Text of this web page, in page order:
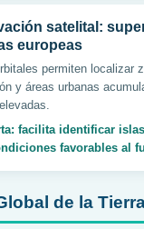
satelital:
europeas
permiten localizar
y áreas urbanas
facilita identificar
favorables al
de la